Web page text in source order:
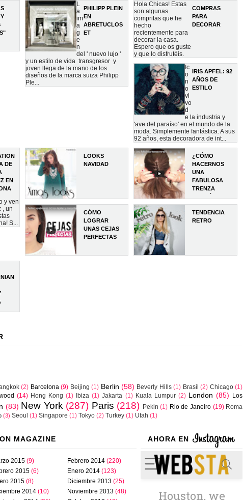
PHILIPP PLEIN
EN
ABRETUCLOS
ET
L
a
im
a
g
e
n
del ' nuevo lujo '
y un estilo de vida transgresor y
joven llega de la mano de los
diseños de la marca suiza Philipp
Ple...
COMPRAS
PARA
DECORAR
Hola Chicas! Estas
son algunas
compritas que he
hecho
recientemente para
decorar la casa.
Espero que os guste
y que lo disfrutéis.
IRIS APFEL: 92
AÑOS DE
ESTILO
Ic
o
n
o
vi
vo
d
e la industria y
'ave del paraíso' en el mundo de la
moda. Simplemente fantástica. A sus
92 años, esta decoradora de int...
DE
EN
y ven
, un
S...
LOOKS
NAVIDAD
¿CÓMO
HACERNOS
UNA
FABULOSA
TRENZA
CÓMO
LOGRAR
UNAS CEJAS
PERFECTAS
TENDENCIA
RETRO
(2) Barcelona (9) Beijing (1) Berlin (58) Beverly Hills (1) Brasil (2) Chicago (1)
(14) Hong Kong (1) Ibiza (1) Jakarta (1) Kuala Lumpur (2) London (85)
Los
(83) New York (287) Paris (218) Pekin (1) Rio de Janeiro (19) Roma
(3) Seoul (1) Singapore (1) Tokyo (2) Turkey (1) Utah (1)
MAGAZINE
2015 (9)
2015 (6)
2015 (8)
2014 (10)
Febrero 2014 (220)
Enero 2014 (123)
Diciembre 2013 (25)
Noviembre 2013 (48)
AHORA EN